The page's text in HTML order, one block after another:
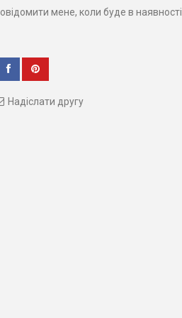
мене, коли буде в наявності
Надіслати другу